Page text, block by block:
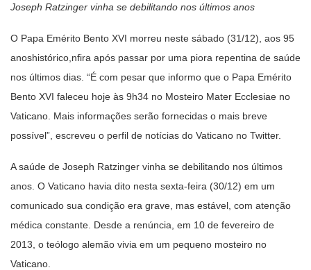
Joseph Ratzinger vinha se debilitando nos últimos anos
O Papa Emérito Bento XVI morreu neste sábado (31/12), aos 95
anoshistórico,nfira após passar por uma piora repentina de saúde
nos últimos dias. “É com pesar que informo que o Papa Emérito
Bento XVI faleceu hoje às 9h34 no Mosteiro Mater Ecclesiae no
Vaticano. Mais informações serão fornecidas o mais breve
possível”, escreveu o perfil de notícias do Vaticano no Twitter.
A saúde de Joseph Ratzinger vinha se debilitando nos últimos
anos. O Vaticano havia dito nesta sexta-feira (30/12) em um
comunicado sua condição era grave, mas estável, com atenção
médica constante. Desde a renúncia, em 10 de fevereiro de
2013, o teólogo alemão vivia em um pequeno mosteiro no
Vaticano.